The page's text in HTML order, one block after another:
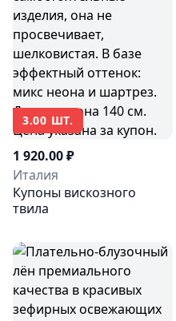
3.00 ШТ.
1 920.00 ₽
Италия
Купоны вискозного
твила